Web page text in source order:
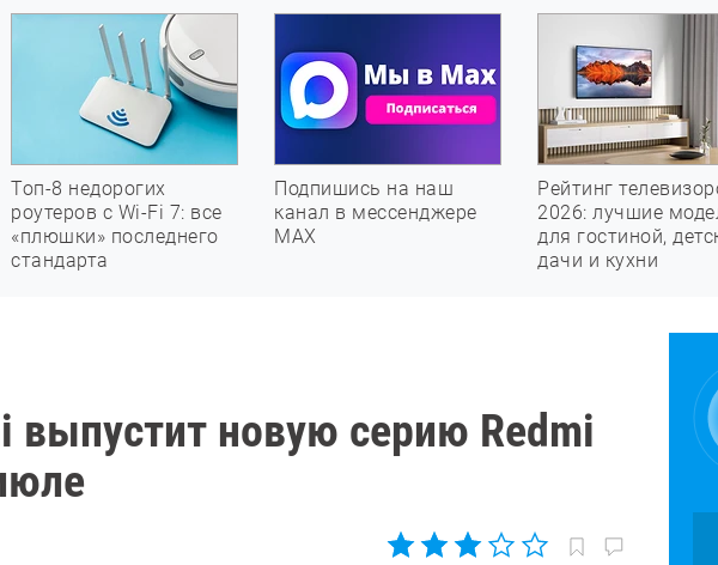
Топ-8 недорогих
роутеров с Wi-Fi 7: все
«плюшки» последнего
стандарта
Подпишись на наш
канал в мессенджере
МАХ
Рейтинг
2026: лучшие
для гостиной,
дачи и кухни
выпустит новую серию Redmi